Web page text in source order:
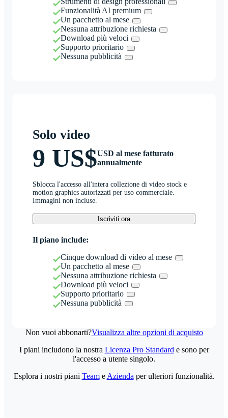
Funzionalità AI premium
Un pacchetto al mese
Nessuna attribuzione richiesta
Download più veloci
Supporto prioritario
Nessuna pubblicità
Solo video
9 US$USD al mese fatturato
annualmente
Sblocca l'accesso all'intera collezione di video stock e
motion graphics autorizzati per uso commerciale.
Immagini non incluse.
Iscriviti ora
Il piano include:
Cinque download di video al mese
Un pacchetto al mese
Nessuna attribuzione richiesta
Download più veloci
Supporto prioritario
Nessuna pubblicità
Non vuoi abbonarti?Visualizza altre opzioni di acquisto
I piani includono la nostra Licenza Pro Standard e sono per
l'accesso a utente singolo.
Esplora i nostri piani Teame Azienda per ulteriori funzionalità.